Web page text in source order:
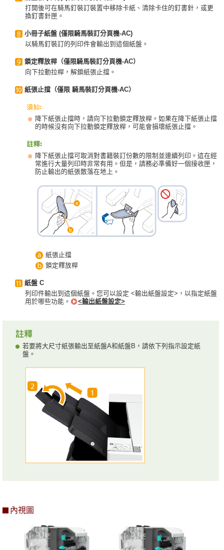
打開後可在騎馬釘裝訂裝置中移除卡紙、清除卡住的釘書針，或更
換釘書針匣。
小冊子紙盤 (僅限騎馬裝訂分頁機-AC)
以騎馬釘裝訂的列印件會輸出到這個紙盤。
鎖定釋放桿（僅限騎馬裝訂分頁機-AC）
向下拉動拉桿，解鎖紙張止擋。
紙張止擋（僅限 騎馬裝訂分頁機-AC）
降下紙張止擋時，請向下拉動鎖定釋放桿。如果在降下紙張止擋
的時候沒有向下拉動鎖定釋放桿，可能會損壞紙張止擋。
降下紙張止擋可取消對書籍裝訂份數的限制並連續列印。這在經
常進行大量列印時非常有用。但是，請務必準備好一個接收匣，
防止輸出的紙張散落在地上。
紙張止擋
鎖定釋放桿
紙盤 C
列印件輸出到這個紙盤。您可以設定 <輸出紙盤設定>，以指定紙盤
用於哪些功能。
<輸出紙盤設定>
若要將大尺寸紙張輸出至紙盤A和紙盤B，請依下列指示設定紙
盤。
內視圖